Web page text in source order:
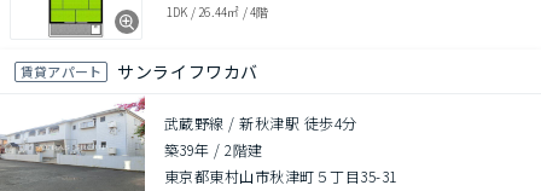
1DK / 26.44㎡ /4階
賃貸アパート サンライフワカバ
武蔵野線 / 新秋津駅 徒歩4分
築39年 /2階建
東京都東村山市秋津町５丁目35-31